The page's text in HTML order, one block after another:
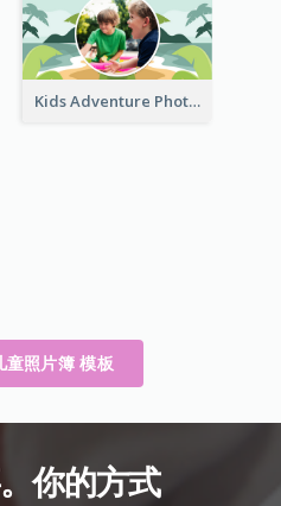
Kids Adventure Photo Book
童照片簿 模板
你的方式